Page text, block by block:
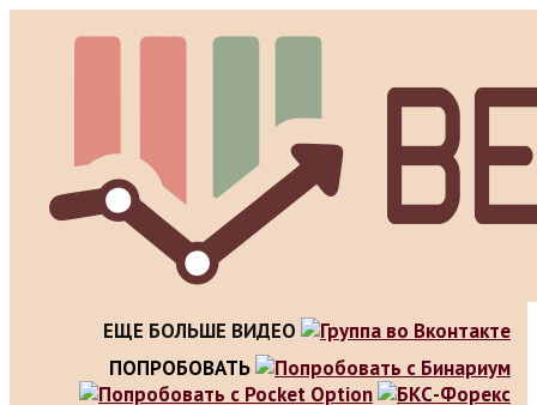
ЕЩЕ БОЛЬШЕ ВИДЕО
ПОПРОБОВАТЬ